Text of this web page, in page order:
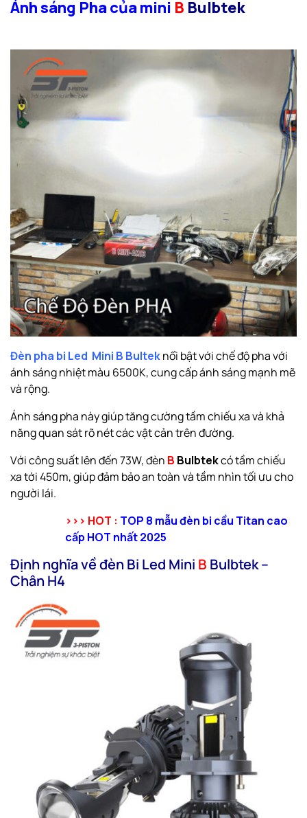
Ánh sáng Pha của mini B Bulbtek
Đèn pha bi Led Mini B Bulteknổi bật với chế độ pha với
ánh sáng nhiệt màu 6500K, cung cấp ánh sáng mạnh mẽ
và rộng.
Ánh sáng pha này giúp tăng cường tầm chiếu xa và khả
năng quan sát rõ nét các vật cản trên đường.
Với công suất lên đến 73W, đèn B Bulbtekcó tầm chiếu
xa tới 450m, giúp đảm bảo an toàn và tầm nhìn tối ưu cho
người lái.
>>> HOT : TOP 8 mẫu đèn bi cầu Titan cao
cấp HOT nhất 2025
Định nghĩa về đèn Bi Led Mini B Bulbtek –
Chân H4